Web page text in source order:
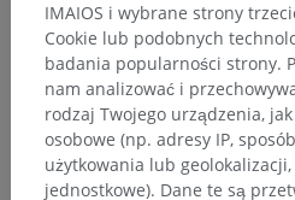
Powiązane struktury:Nie
z tą częścią ciała
Tłumaczenia
IMAIOS i wybrane strony
Cookie lub podobnych
badania popularności strony.
nam analizować i
rodzaj Twojego urządzenia,
osobowe (np. adresy IP,
użytkowania lub
jednostkowe). Dane te są